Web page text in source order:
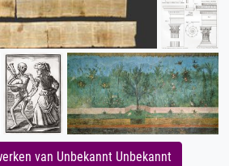
van Unbekannt Unbekannt